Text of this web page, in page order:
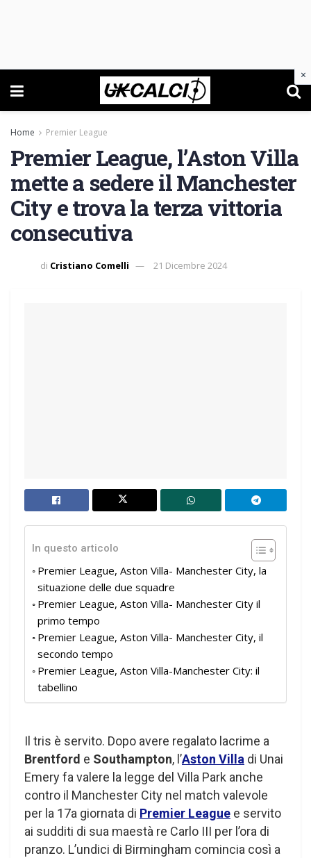
Home Premier League
Premier League, l’Aston Villa
mette a sedere il Manchester
City e trova la terza vittoria
consecutiva
di Cristiano Comelli 21 Dicembre 2024
In questo articolo
Premier League, Aston Villa- Manchester City, la
situazione delle due squadre
Premier League, Aston Villa- Manchester City il
primo tempo
Premier League, Aston Villa- Manchester City, il
secondo tempo
Premier League, Aston Villa-Manchester City: il
tabellino
Il tris è servito. Dopo avere regalato lacrime a
Brentford e Southampton, l’Aston Villa di Unai
Emery fa valere la legge del Villa Park anche
contro il Manchester City nel match valevole
per la 17a giornata di Premier League e servito
ai sudditi di sua maestà re Carlo III per l’ora di
pranzo. L’undici di Birmingham comincia così a
×